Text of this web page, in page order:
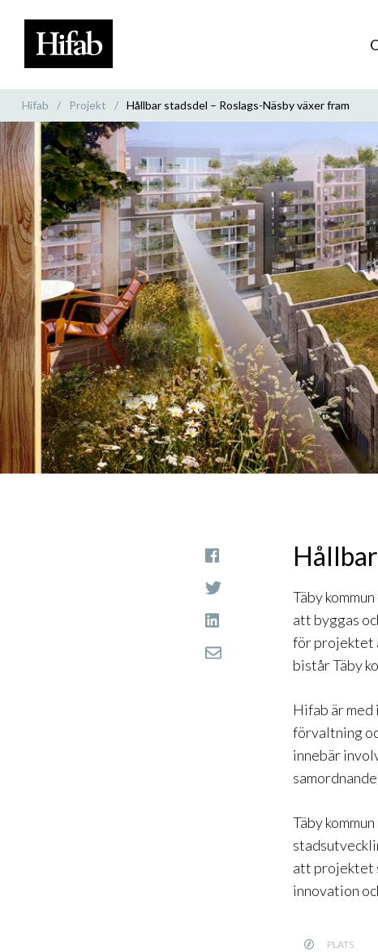
Hifab / Projekt / Hållbar stadsdel – Roslags-Näsby växer fram
Täby
att byggas
för projektet
bistår Täby
Hifab är
förvaltning
innebär
Täby
att projektet
innovation
PLATS